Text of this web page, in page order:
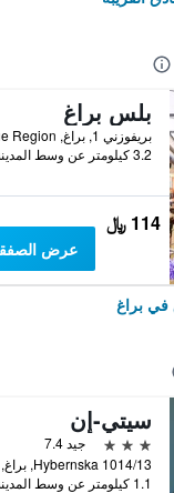
بلس براغ
3.2 كيلومتر عن وسط المدينة
114 ﷼
عرض
في براغ
سيتي-إن
3 نجوم
جيد 7.4
1.1 كيلومتر عن وسط المدينة